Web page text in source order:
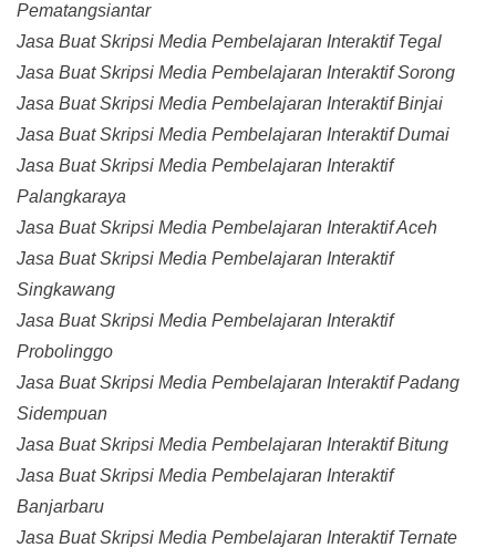
Pematangsiantar
Jasa Buat Skripsi Media Pembelajaran Interaktif Tegal
Jasa Buat Skripsi Media Pembelajaran Interaktif Sorong
Jasa Buat Skripsi Media Pembelajaran Interaktif Binjai
Jasa Buat Skripsi Media Pembelajaran Interaktif Dumai
Jasa Buat Skripsi Media Pembelajaran Interaktif
Palangkaraya
Jasa Buat Skripsi Media Pembelajaran Interaktif Aceh
Jasa Buat Skripsi Media Pembelajaran Interaktif
Singkawang
Jasa Buat Skripsi Media Pembelajaran Interaktif
Probolinggo
Jasa Buat Skripsi Media Pembelajaran Interaktif Padang
Sidempuan
Jasa Buat Skripsi Media Pembelajaran Interaktif Bitung
Jasa Buat Skripsi Media Pembelajaran Interaktif
Banjarbaru
Jasa Buat Skripsi Media Pembelajaran Interaktif Ternate